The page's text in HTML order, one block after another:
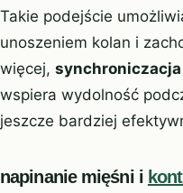
Takie podejście
unoszeniem kolan i
więcej,
wspiera wydolność
jeszcze bardziej
napinanie mięśni i